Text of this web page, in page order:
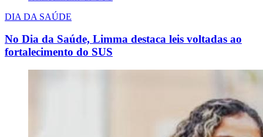
DIA DA SAÚDE
No Dia da Saúde, Limma destaca leis voltadas ao
fortalecimento do SUS